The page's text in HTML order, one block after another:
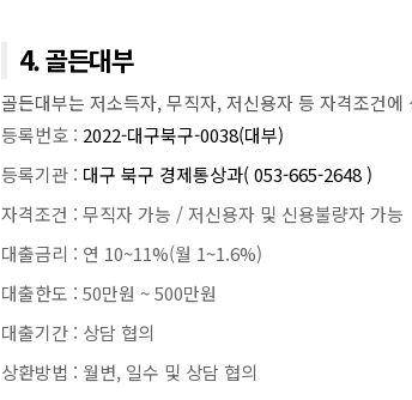
4. 골든대부
골든대부는 저소득자, 무직자, 저신용자 등 자격조건
등록번호 : 2022-대구북구-0038(대부)
등록기관 : 대구 북구 경제통상과( 053-665-2648 )
자격조건 : 무직자 가능 / 저신용자 및 신용불량자 가능
대출금리 : 연 10~11%(월 1~1.6%)
대출한도 : 50만원 ~ 500만원
대출기간 : 상담 협의
상환방법 : 월변, 일수 및 상담 협의